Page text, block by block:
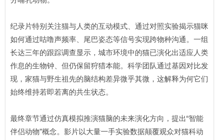
纪录片特别关注猫与人类的互动模式、通过对照实验揭示猫咪
如何通过咕噜声频率、尾巴姿态等信号实现跨物种沟通。一组
长达三年的跟踪调查显示，城市环境中的猫已演化出适应人类
作息的生物钟、但仍保留狩猎本能。科学团队通过基因对比发
现，家猫与野生祖先的脑结构差异微乎其微，这解释为何它们
始终维持若即若离的共生状态。
最终章节通过仿真模拟推演猫脑的未来演化方向，提出“智能
伴侣动物”概念。影片以大量一手实验数据颠覆观众对猫科动